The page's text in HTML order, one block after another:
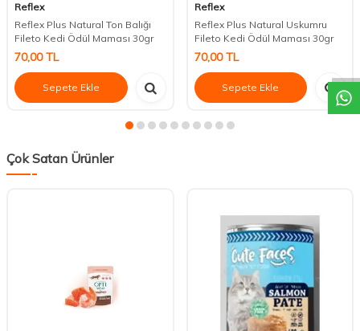
Reflex
Reflex Plus Natural Ton Balığı
Fileto Kedi Ödül Maması 30gr
70,00TL
Sepete Ekle
Reflex
Reflex Plus Natural Uskumru
Fileto Kedi Ödül Maması 30gr
70,00TL
Sepete Ekle
Çok Satan Ürünler